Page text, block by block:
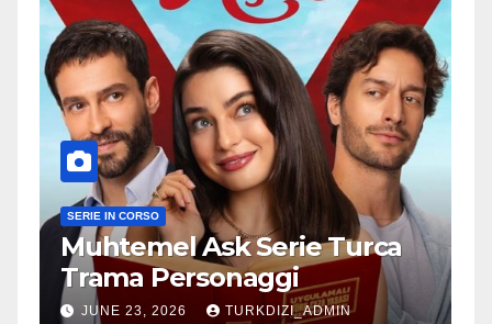
SERIE IN CORSO
Muhtemel Ask Serie Turca
Trama Personaggi
JUNE 23, 2026 TURKDIZI_ADMIN